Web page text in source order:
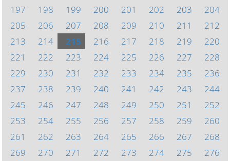
197
198 199 200 201 202 203
204
205
206 207 208 209 210 211
212
213
214 215 216 217 218 219
220
221
222 223 224 225 226 227
228
229
230 231 232 233 234 235
236
237
238 239 240 241 242 243
244
245
246 247 248 249 250 251
252
253
254 255 256 257 258 259
260
261
262 263 264 265 266 267
268
269
270 271 272 273 274 275
276